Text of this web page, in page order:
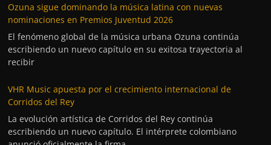
Ozuna sigue dominando la música latina con nuevas
nominaciones en Premios Juventud 2026
El fenómeno global de la música urbana Ozuna continúa
escribiendo un nuevo capítulo en su exitosa trayectoria al
recibir
VHR Music apuesta por el crecimiento internacional de
Corridos del Rey
La evolución artística de Corridos del Rey continúa
escribiendo un nuevo capítulo. El intérprete colombiano